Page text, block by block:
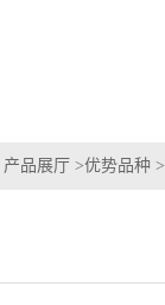
产品展厅 >优势品种 >